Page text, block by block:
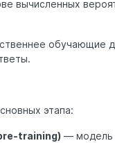
вычисленных
обучающие
этапа:
training) — модель